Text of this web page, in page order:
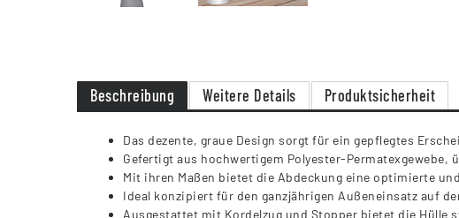
Beschreibung Weitere Details Produktsicherheit
Das dezente, graue Design sorgt für ein gepflegtes
Gefertigt aus hochwertigem Polyester-Permatexgewebe,
Mit ihren Maßen bietet die Abdeckung eine optimierte
Ideal konzipiert für den ganzjährigen Außeneinsatz auf
Ausgestattet mit Kordelzug und Stopper bietet die Hülle